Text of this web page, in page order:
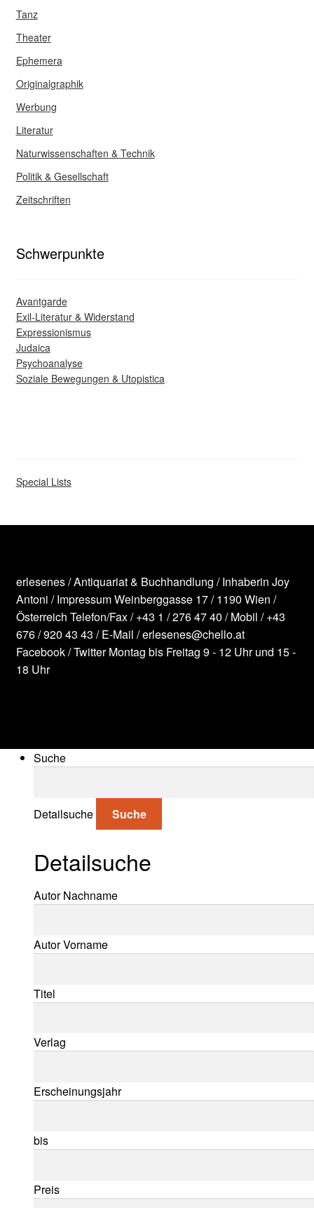
Tanz
Theater
Ephemera
Originalgraphik
Werbung
Literatur
Naturwissenschaften & Technik
Politik & Gesellschaft
Zeitschriften
Schwerpunkte
Avantgarde
Exil-Literatur & Widerstand
Expressionismus
Judaica
Psychoanalyse
Soziale Bewegungen & Utopistica
Special Lists
erlesenes / Antiquariat & Buchhandlung / Inhaberin Joy
Antoni /ImpressumWeinberggasse 17 / 1190 Wien /
Österreich Telefon/Fax /+43 1 / 276 47 40 / Mobil /+43
676 / 920 43 43 / E-Mail /erlesenes@chello.at
Facebook/Twitter Montag bis Freitag 9 - 12 Uhr und 15 -
18 Uhr
Suche
Detailsuche Suche
Detailsuche
Suche nach:
Autor Nachname
Autor Vorname
Titel
Verlag
Erscheinungsjahr
bis
Preis